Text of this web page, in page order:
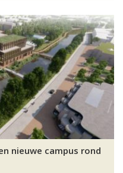
nieuwe campus rond